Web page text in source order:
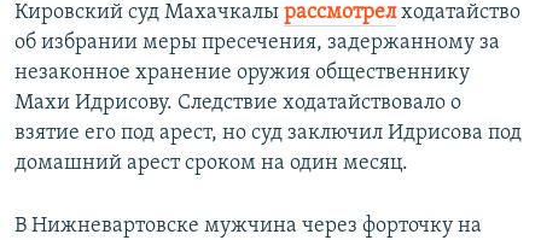
Кировский суд Махачкалы рассмотрелходатайство
об избрании меры пресечения, задержанному за
незаконное хранение оружия общественнику
Махи Идрисову. Следствие ходатайствовало о
взятие его под арест, но суд заключил Идрисова под
домашний арест сроком на один месяц.
В Нижневартовске мужчина через форточку на